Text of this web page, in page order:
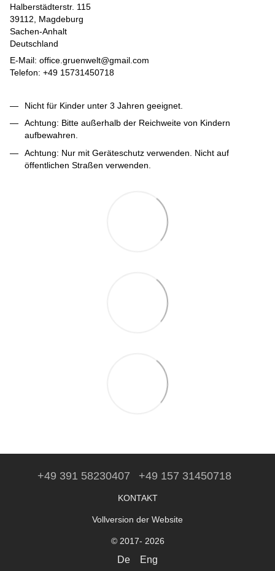
Halberstädterstr. 115
39112, Magdeburg
Sachen-Anhalt
Deutschland
E-Mail: office.gruenwelt@gmail.com
Telefon: +49 15731450718
Nicht für Kinder unter 3 Jahren geeignet.
Achtung: Bitte außerhalb der Reichweite von Kindern
aufbewahren.
Achtung: Nur mit Geräteschutz verwenden. Nicht auf
öffentlichen Straßen verwenden.
+49 391 58230407 +49 157 31450718
KONTAKT
Vollversion der Website
© 2017- 2026
De Eng